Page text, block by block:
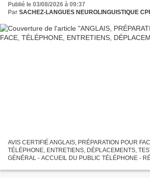
Publié le 03/08/2026 à 09:37
Par SACHEZ-LANGUES NEUROLINGUISTIQUE CPF
AVIS CERTIFIÉ ANGLAIS, PRÉPARATION POUR
TÉLÉPHONE, ENTRETIENS, DÉPLACEMENTS,
GÉNÉRAL - ACCUEIL DU PUBLIC TÉLÉPHONE -
certification TESTS TOEIC ANGLAIS...